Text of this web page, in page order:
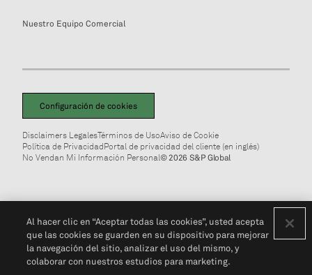
Nuestro Equipo Comercial
Configuración de cookies
Disclaimers LegalesTérminos de UsoAviso de Cookie
Política de PrivacidadPortal de privacidad del cliente (en inglés)
No Vendan Mi Información Personal© 2026 S&P Global
Al hacer clic en “Aceptar todas las cookies”, usted acepta
que las cookies se guarden en su dispositivo para mejorar
la navegación del sitio, analizar el uso del mismo, y
colaborar con nuestros estudios para marketing.